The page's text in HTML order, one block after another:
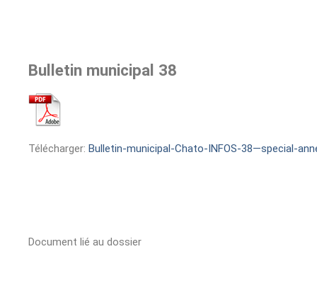
Bulletin municipal 38
Télécharger: Bulletin-municipal-Chato-INFOS-38—special-
Document lié au dossier